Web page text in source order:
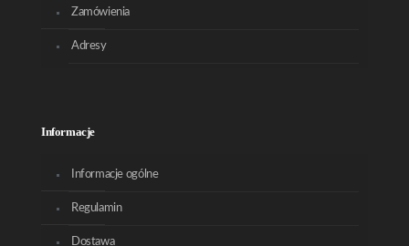
Zamówienia
Adresy
Informacje
Informacje ogólne
Regulamin
Dostawa